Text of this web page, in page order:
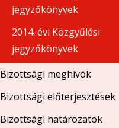
jegyzőkönyvek
2014. évi Közgyűlési
jegyzőkönyvek
Bizottsági meghívók
Bizottsági előterjesztések
Bizottsági határozatok